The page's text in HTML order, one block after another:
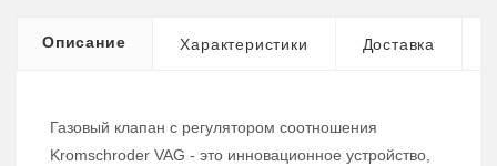
Описание Характеристики Доставка
Газовый клапан с регулятором соотношения
Kromschroder VAG - это инновационное устройство,